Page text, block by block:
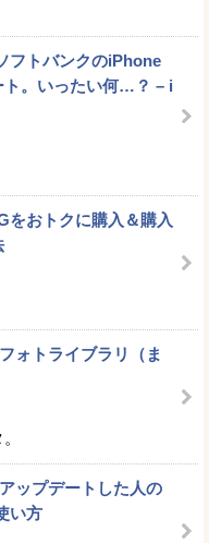
フトバンクのiPhone
ト。いったい何…？ – i
をおトクに購入＆購入
ォトライブラリ（ま
ップデートした人の
い方